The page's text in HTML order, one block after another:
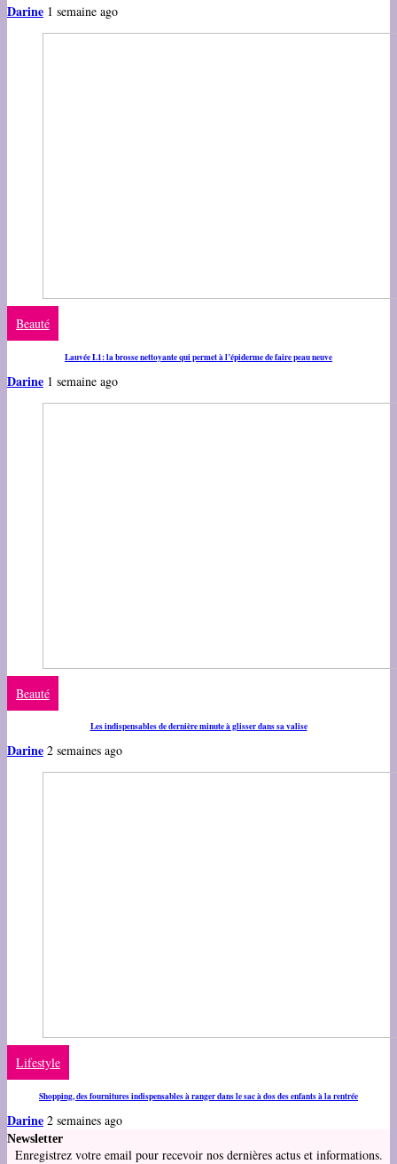
Darine 1 semaine ago
Beauté
Lauvée L1: la brosse nettoyante qui permet à l’épiderme de faire peau neuve
Darine 1 semaine ago
Beauté
Les indispensables de dernière minute à glisser dans sa valise
Darine 2 semaines ago
Lifestyle
Shopping, des fournitures indispensables à ranger dans le sac à dos des enfants à la rentrée
Darine 2 semaines ago
Newsletter
Enregistrez votre email pour recevoir nos dernières actus et informations.